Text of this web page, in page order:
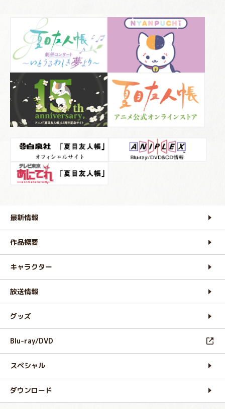
最新情報
作品概要
キャラクター
放送情報
グッズ
Blu-ray/DVD
スペシャル
ダウンロード